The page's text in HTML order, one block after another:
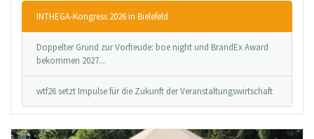
INTHEGA-Kongress 2026 in Bielefeld
Doppelter Grund zur Vorfreude: boe night und BrandEx Award
bekommen 2027...
wtf26 setzt Impulse für die Zukunft der Veranstaltungswirtschaft